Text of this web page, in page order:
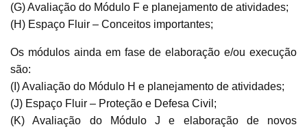
(G) Avaliação do Módulo F e planejamento de atividades;
(H) Espaço Fluir – Conceitos importantes;
Os módulos ainda em fase de elaboração e/ou execução
são:
(I) Avaliação do Módulo H e planejamento de atividades;
(J) Espaço Fluir – Proteção e Defesa Civil;
(K) Avaliação do Módulo J e elaboração de novos